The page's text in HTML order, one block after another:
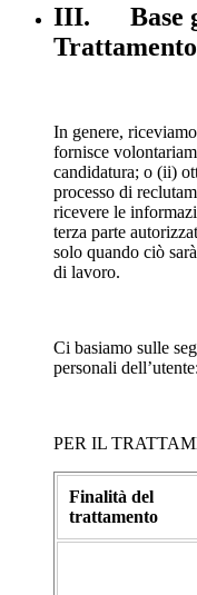
III. Base
In genere,
fornisce
candidatura; o (ii)
processo di
ricevere le
terza parte
solo quando ciò
di lavoro.
Ci basiamo sulle
personali dell’utente:
PER IL
Finalità del
trattamento